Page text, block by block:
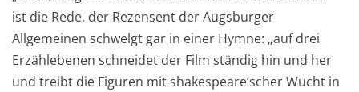
ist die Rede, der Rezensent der Augsburger
Allgemeinen schwelgt gar in einer Hymne: „auf drei
Erzählebenen schneidet der Film ständig hin und her
und treibt die Figuren mit shakespeare’scher Wucht in